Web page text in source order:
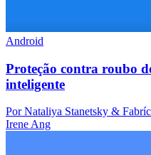
Android
Proteção contra roubo
inteligente
Por Nataliya Stanetsky &
Irene Ang